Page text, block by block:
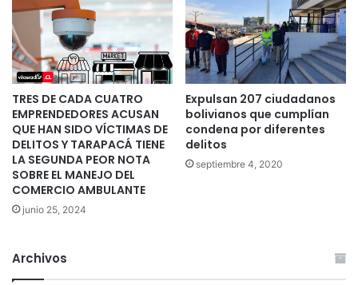
TRES DE CADA CUATRO
EMPRENDEDORES ACUSAN
QUE HAN SIDO VÍCTIMAS DE
DELITOS Y TARAPACÁ TIENE
LA SEGUNDA PEOR NOTA
SOBRE EL MANEJO DEL
COMERCIO AMBULANTE
junio 25, 2024
Expulsan 207 ciudadanos
bolivianos que cumplían
condena por diferentes
delitos
septiembre 4, 2020
Archivos